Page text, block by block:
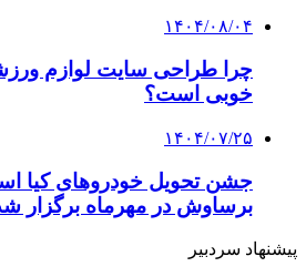
۱۴۰۴/۰۸/۰۴
چرا طراحی سایت لوازم
خوبی است؟
۱۴۰۴/۰۷/۲۵
جشن تحویل خودروهای کیا
برساوش در مهرماه برگزار
پیشنهاد سردبیر